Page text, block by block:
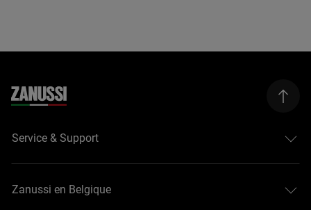
Service & Support
Zanussi en Belgique